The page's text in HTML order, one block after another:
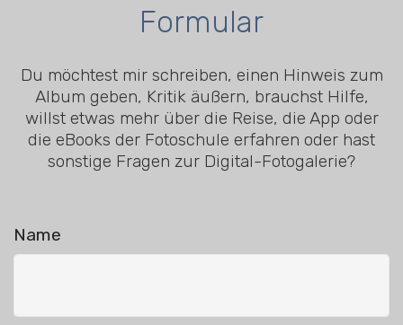
Formular
Du möchtest mir schreiben, einen Hinweis zum
Album geben, Kritik äußern, brauchst Hilfe,
willst etwas mehr über die Reise, die App oder
die eBooks der Fotoschule erfahren oder hast
sonstige Fragen zur Digital-Fotogalerie?
Name